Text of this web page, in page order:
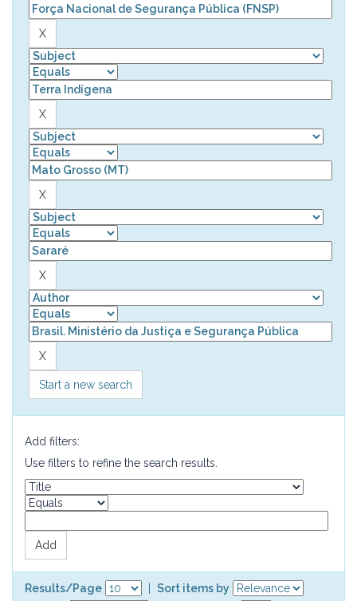
Start a new search
Add filters:
Use filters to refine the search results.
Results/Page
Sort items by